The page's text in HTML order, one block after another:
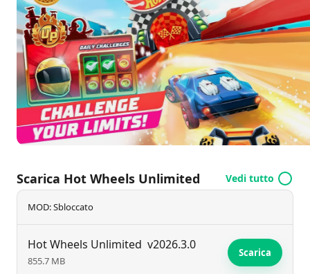
permettendo ai giocatori di progettare i propri
percorsi pieni di varie sfide, creando l'occasione per
gare competitive con ricompense di grande valore.
Con grande entusiasmo, i giocatori possono persino
scatenare formidabili boss sulla pista, divertendosi
nel caos mentre sconvolgono i conducenti più
prudenti.
Scarica Hot Wheels Unlimited Vedi tutto
MOD: Sbloccato
Hot Wheels Unlimited v2026.3.0
855.7 MB
Scarica